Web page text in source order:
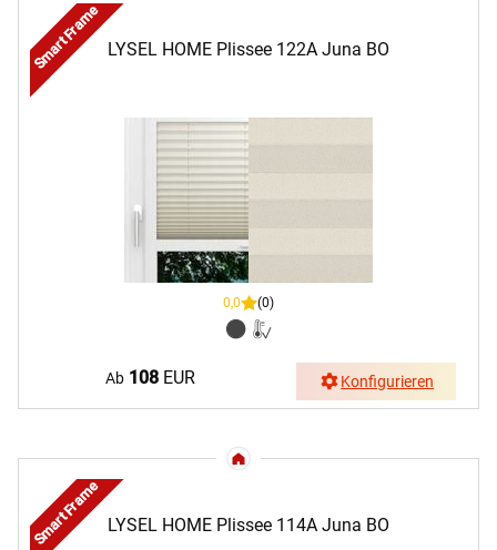
LYSEL HOME Plissee 122A Juna BO
Smart Frame
0,0 (0)
Ab 108EUR Konfigurieren
LYSEL HOME Plissee 114A Juna BO
Smart Frame